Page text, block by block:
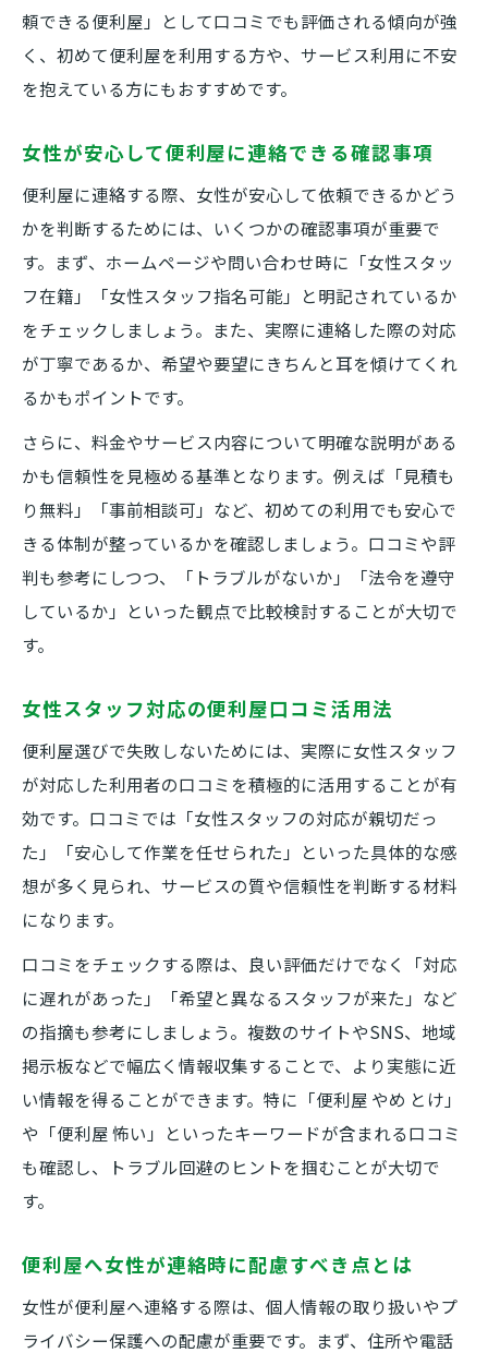
頼できる便利屋」として口コミでも評価される傾向が強
く、初めて便利屋を利用する方や、サービス利用に不安
を抱えている方にもおすすめです。
女性が安心して便利屋に連絡できる確認事項
便利屋に連絡する際、女性が安心して依頼できるかどう
かを判断するためには、いくつかの確認事項が重要で
す。まず、ホームページや問い合わせ時に「女性スタッ
フ在籍」「女性スタッフ指名可能」と明記されているか
をチェックしましょう。また、実際に連絡した際の対応
が丁寧であるか、希望や要望にきちんと耳を傾けてくれ
るかもポイントです。
さらに、料金やサービス内容について明確な説明がある
かも信頼性を見極める基準となります。例えば「見積も
り無料」「事前相談可」など、初めての利用でも安心で
きる体制が整っているかを確認しましょう。口コミや評
判も参考にしつつ、「トラブルがないか」「法令を遵守
しているか」といった観点で比較検討することが大切で
す。
女性スタッフ対応の便利屋口コミ活用法
便利屋選びで失敗しないためには、実際に女性スタッフ
が対応した利用者の口コミを積極的に活用することが有
効です。口コミでは「女性スタッフの対応が親切だっ
た」「安心して作業を任せられた」といった具体的な感
想が多く見られ、サービスの質や信頼性を判断する材料
になります。
口コミをチェックする際は、良い評価だけでなく「対応
に遅れがあった」「希望と異なるスタッフが来た」など
の指摘も参考にしましょう。複数のサイトやSNS、地域
掲示板などで幅広く情報収集することで、より実態に近
い情報を得ることができます。特に「便利屋 やめ とけ」
や「便利屋 怖い」といったキーワードが含まれる口コミ
も確認し、トラブル回避のヒントを掴むことが大切で
す。
便利屋へ女性が連絡時に配慮すべき点とは
女性が便利屋へ連絡する際は、個人情報の取り扱いやプ
ライバシー保護への配慮が重要です。まず、住所や電話